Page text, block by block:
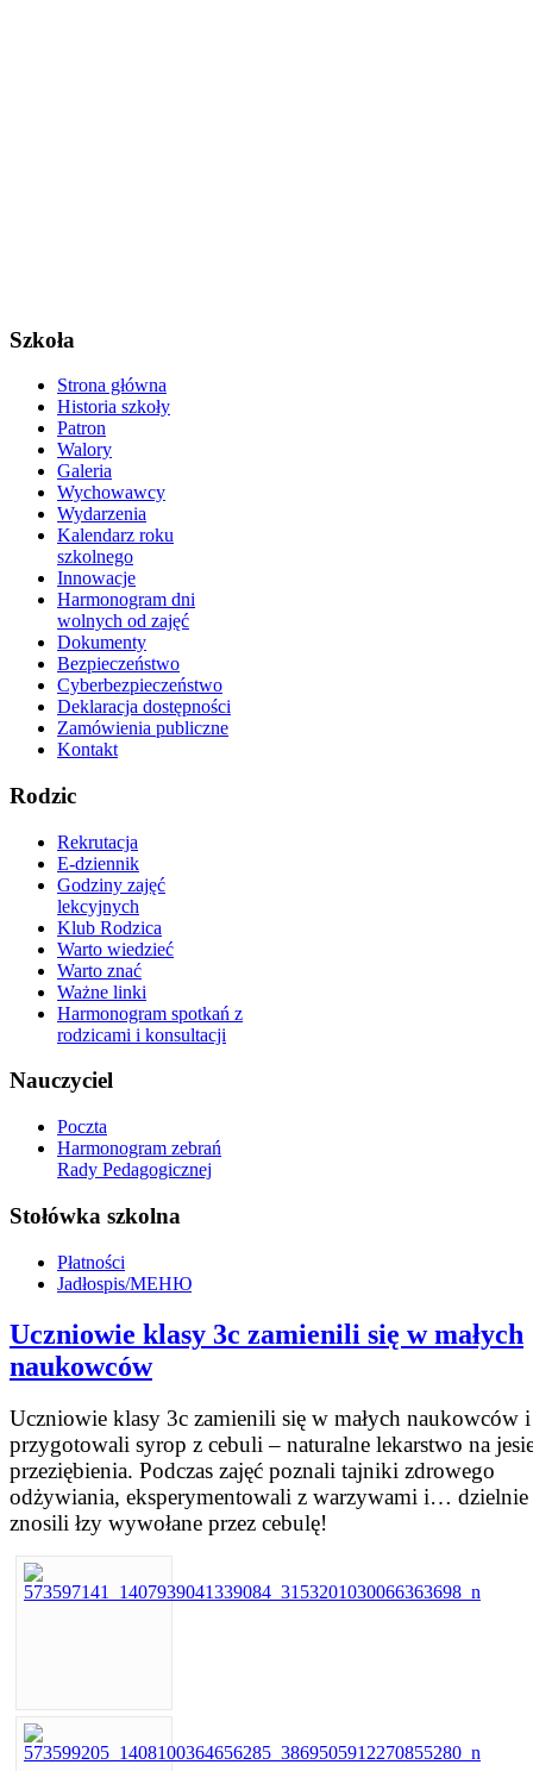
Szkoła
Strona główna
Historia szkoły
Patron
Walory
Galeria
Wychowawcy
Wydarzenia
Kalendarz roku
szkolnego
Innowacje
Harmonogram dni
wolnych od zajęć
Dokumenty
Bezpieczeństwo
Cyberbezpieczeństwo
Deklaracja dostępności
Zamówienia publiczne
Kontakt
Rodzic
Rekrutacja
E-dziennik
Godziny zajęć
lekcyjnych
Klub Rodzica
Warto wiedzieć
Warto znać
Ważne linki
Harmonogram spotkań z
rodzicami i konsultacji
Nauczyciel
Poczta
Harmonogram zebrań
Rady Pedagogicznej
Stołówka szkolna
Płatności
Jadłospis/МЕНЮ
Uczniowie klasy 3c zamienili się w małych
naukowców
Uczniowie klasy 3c zamienili się w małych naukowców i
przygotowali syrop z cebuli – naturalne lekarstwo na
przeziębienia. Podczas zajęć poznali tajniki zdrowego
odżywiania, eksperymentowali z warzywami i… dzielnie
znosili łzy wywołane przez cebulę!